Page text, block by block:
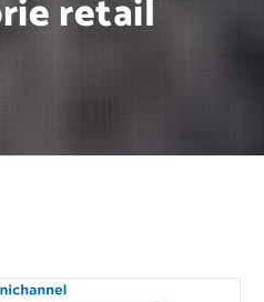
retail